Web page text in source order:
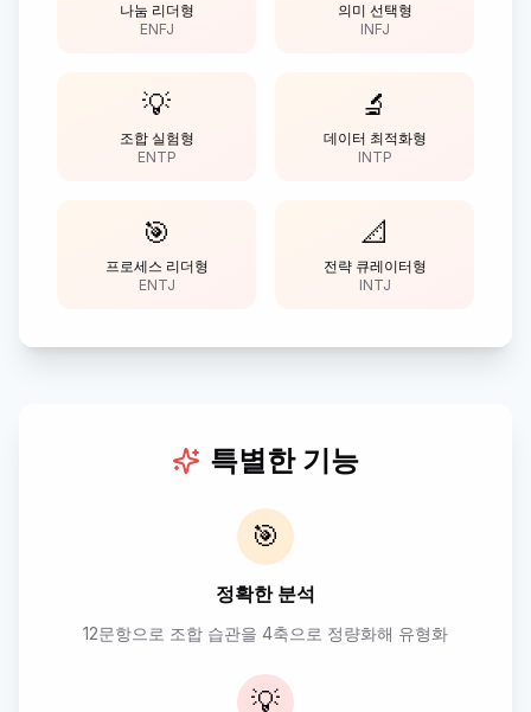
나눔 리더형
ENFJ
의미 선택형
INFJ
💡
조합 실험형
ENTP
🔬
데이터 최적화형
INTP
🎯
프로세스 리더형
ENTJ
📐
전략 큐레이터형
INTJ
특별한 기능
🎯
정확한 분석
12문항으로 조합 습관을 4축으로 정량화해 유형화
💡